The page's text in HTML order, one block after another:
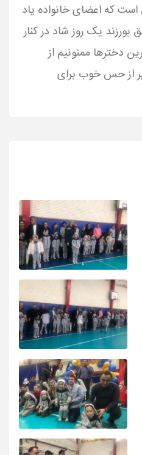
که اعضای خانواده یاد
بورزند یک روز شاد در کنار
دخترها ممنونیم از
از حس خوب برای